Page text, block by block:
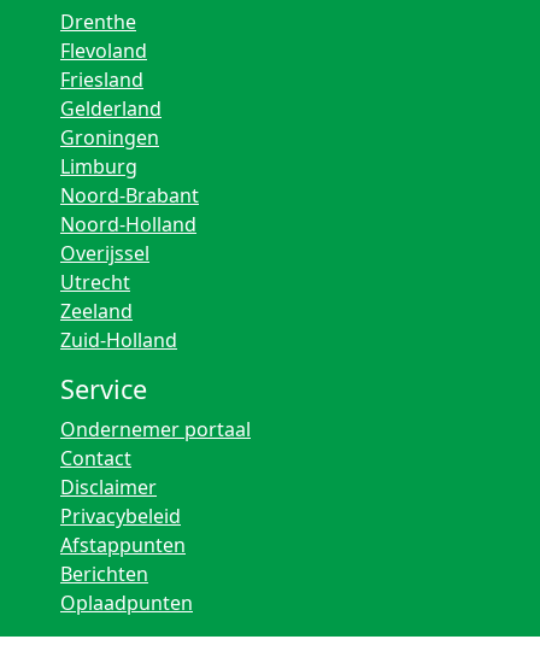
Drenthe
Flevoland
Friesland
Gelderland
Groningen
Limburg
Noord-Brabant
Noord-Holland
Overijssel
Utrecht
Zeeland
Zuid-Holland
Service
Ondernemer portaal
Contact
Disclaimer
Privacybeleid
Afstappunten
Berichten
Oplaadpunten